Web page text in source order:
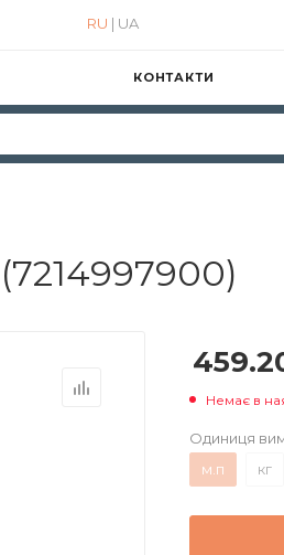
RU | UA
КОНТАКТИ
Немає в
Одиниця
м.п
кг